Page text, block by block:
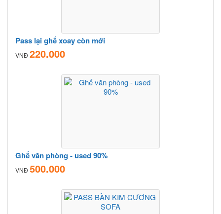
Pass lại ghế xoay còn mới
VNĐ 220.000
Ghế văn phòng - used 90%
VNĐ 500.000